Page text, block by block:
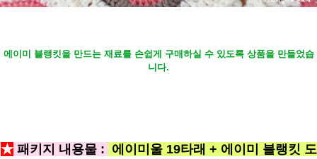
에이미 블랭킷을 만드는 재료를 손쉽게 구매하실 수 있도록 상품을 만들었습
니다.
★ 패키지 내용물 : 에이미울 19타래 + 에이미 블랭킷 도